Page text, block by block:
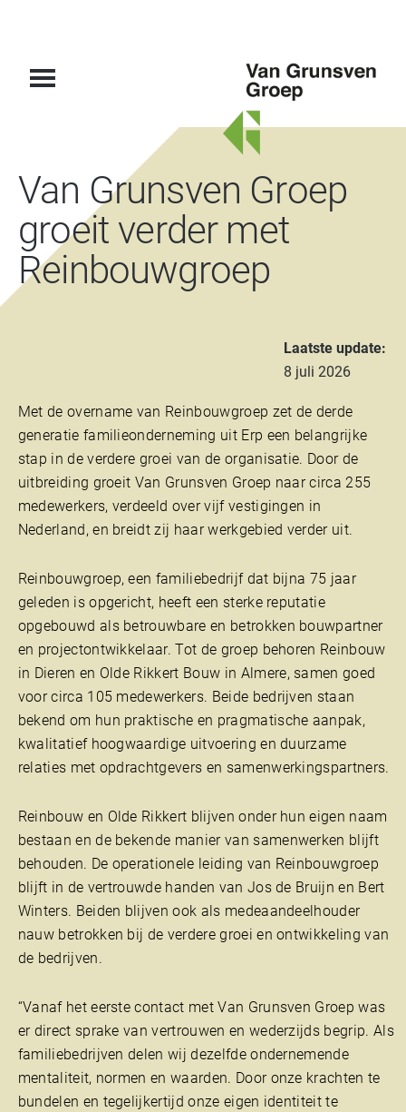
Grunsven
Groep
Van Grunsven Groep
groeit verder met
Reinbouwgroep
Laatste update:
8 juli 2026
Met de overname van Reinbouwgroep zet de derde
generatie familieonderneming uit Erp een belangrijke
stap in de verdere groei van de organisatie. Door de
uitbreiding groeit Van Grunsven Groep naar circa 255
medewerkers, verdeeld over vijf vestigingen in
Nederland, en breidt zij haar werkgebied verder uit.
Reinbouwgroep, een familiebedrijf dat bijna 75 jaar
geleden is opgericht, heeft een sterke reputatie
opgebouwd als betrouwbare en betrokken bouwpartner
en projectontwikkelaar. Tot de groep behoren Reinbouw
in Dieren en Olde Rikkert Bouw in Almere, samen goed
voor circa 105 medewerkers. Beide bedrijven staan
bekend om hun praktische en pragmatische aanpak,
kwalitatief hoogwaardige uitvoering en duurzame
relaties met opdrachtgevers en samenwerkingspartners.
Reinbouw en Olde Rikkert blijven onder hun eigen naam
bestaan en de bekende manier van samenwerken blijft
behouden. De operationele leiding van Reinbouwgroep
blijft in de vertrouwde handen van Jos de Bruijn en Bert
Winters. Beiden blijven ook als medeaandeelhouder
nauw betrokken bij de verdere groei en ontwikkeling van
de bedrijven.
“Vanaf het eerste contact met Van Grunsven Groep was
er direct sprake van vertrouwen en wederzijds begrip. Als
familiebedrijven delen wij dezelfde ondernemende
mentaliteit, normen en waarden. Door onze krachten te
bundelen en tegelijkertijd onze eigen identiteit te